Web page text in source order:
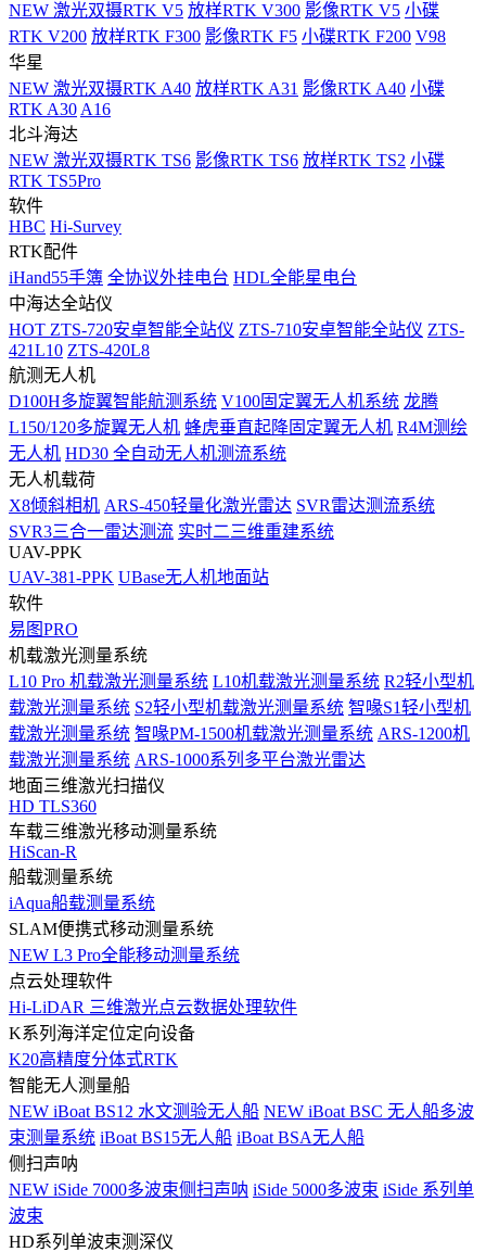
NEW 激光双摄RTK V5 放样RTK V300 影像RTK V5 小碟
RTK V200 放样RTK F300 影像RTK F5 小碟RTK F200 V98
华星
NEW 激光双摄RTK A40 放样RTK A31 影像RTK A40 小碟
RTK A30 A16
北斗海达
NEW 激光双摄RTK TS6 影像RTK TS6 放样RTK TS2 小碟
RTK TS5Pro
软件
HBC Hi-Survey
RTK配件
iHand55手簿 全协议外挂电台 HDL全能星电台
中海达全站仪
HOT ZTS-720安卓智能全站仪 ZTS-710安卓智能全站仪 ZTS-
421L10 ZTS-420L8
航测无人机
D100H多旋翼智能航测系统 V100固定翼无人机系统 龙腾
L150/120多旋翼无人机 蜂虎垂直起降固定翼无人机 R4M测绘
无人机 HD30 全自动无人机测流系统
无人机载荷
X8倾斜相机 ARS-450轻量化激光雷达 SVR雷达测流系统
SVR3三合一雷达测流 实时二三维重建系统
UAV-PPK
UAV-381-PPK UBase无人机地面站
软件
易图PRO
机载激光测量系统
L10 Pro 机载激光测量系统 L10机载激光测量系统 R2轻小型机
载激光测量系统 S2轻小型机载激光测量系统 智喙S1轻小型机
载激光测量系统 智喙PM-1500机载激光测量系统 ARS-1200机
载激光测量系统 ARS-1000系列多平台激光雷达
地面三维激光扫描仪
HD TLS360
车载三维激光移动测量系统
HiScan-R
船载测量系统
iAqua船载测量系统
SLAM便携式移动测量系统
NEW L3 Pro全能移动测量系统
点云处理软件
Hi-LiDAR 三维激光点云数据处理软件
K系列海洋定位定向设备
K20高精度分体式RTK
智能无人测量船
NEW iBoat BS12 水文测验无人船 NEW iBoat BSC 无人船多波
束测量系统 iBoat BS15无人船 iBoat BSA无人船
侧扫声呐
NEW iSide 7000多波束侧扫声呐 iSide 5000多波束 iSide 系列单
波束
HD系列单波束测深仪